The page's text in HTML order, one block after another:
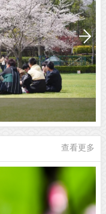
查看更多